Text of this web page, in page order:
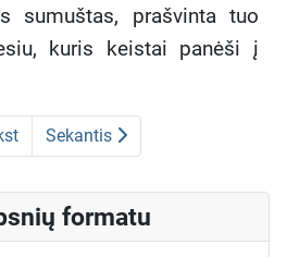
sumuštas, prašvinta tuo
kuris keistai panėši į
Sekantis
formatu